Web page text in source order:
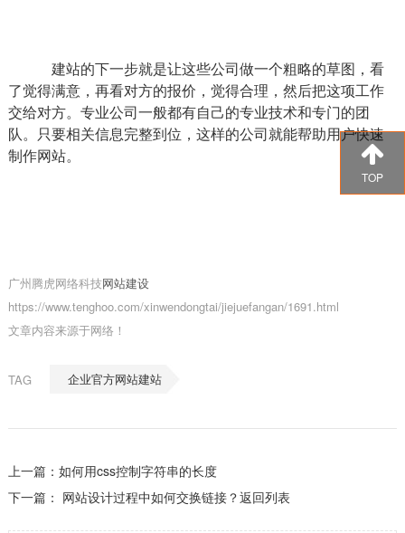
TOP
建站的下一步就是让这些公司做一个粗略的草图，看
了觉得满意，再看对方的报价，觉得合理，然后把这项工作
交给对方。专业公司一般都有自己的专业技术和专门的团
队。只要相关信息完整到位，这样的公司就能帮助用户快速
制作网站。
广州腾虎网络科技网站建设
https://www.tenghoo.com/xinwendongtai/jiejuefangan/1691.html
文章内容来源于网络！
TAG 企业官方网站建站
上一篇： 如何用css控制字符串的长度
下一篇： 网站设计过程中如何交换链接？返回列表